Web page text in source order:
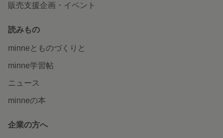
販売支援企画・イベント
読みもの
minneとものづくりと
minne学習帖
ニュース
minneの本
企業の方へ